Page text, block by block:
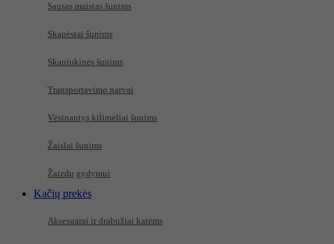
Sausas maistas šunims
Skanėstai šunims
Skaniukinės šunims
Transportavimo narvai
Vėsinantys kilimėliai šunims
Žaislai šunims
Žaizdų gydymui
Kačių prekės
Aksesuarai ir drabužiai katėms